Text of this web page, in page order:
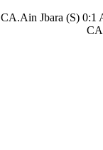
CA.Ain Jbara (S) 0:1